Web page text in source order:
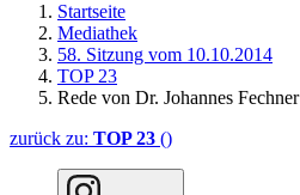
Startseite
Mediathek
58. Sitzung vom 10.10.2014
TOP 23
Rede von Dr. Johannes Fechner
zurück zu: TOP 23 ()